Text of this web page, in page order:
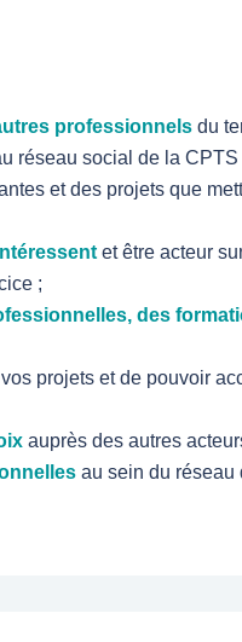
professionnels du
réseau social de la CPTS
et des projets que
et être acteur
;
des
projets et de pouvoir
auprès des autres
au sein du réseau